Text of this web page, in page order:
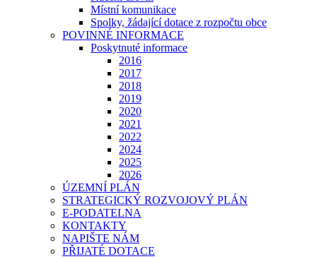
Místní komunikace
Spolky, žádající dotace z rozpočtu obce
POVINNÉ INFORMACE
Poskytnuté informace
2016
2017
2018
2019
2020
2021
2022
2024
2025
2026
ÚZEMNÍ PLÁN
STRATEGICKÝ ROZVOJOVÝ PLÁN
E-PODATELNA
KONTAKTY
NAPIŠTE NÁM
PŘIJATÉ DOTACE